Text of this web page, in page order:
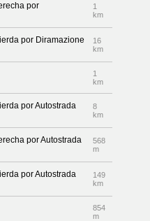
por
1
km
por Diramazione
16
km
1
km
por Autostrada
8
km
por Autostrada
568
m
por Autostrada
149
km
854
m